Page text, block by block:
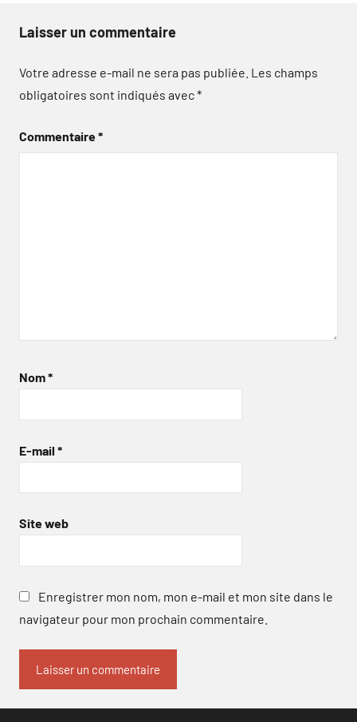
Laisser un commentaire
Votre adresse e-mail ne sera pas publiée. Les champs
obligatoires sont indiqués avec*
Commentaire*
Nom*
E-mail *
Site web
Enregistrer mon nom, mon e-mail et mon site dans le
navigateur pour mon prochain commentaire.